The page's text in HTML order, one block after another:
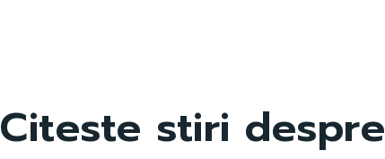
Citeste stiri despre